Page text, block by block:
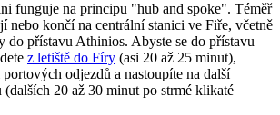
funguje na principu "hub and spoke". Téměř
nebo končí na centrální stanici ve Fiře, včetně
do přístavu Athinios. Abyste se do přístavu
z letiště do Fíry (asi 20 až 25 minut),
odjezdů a nastoupíte na další
20 až 30 minut po strmé klikaté